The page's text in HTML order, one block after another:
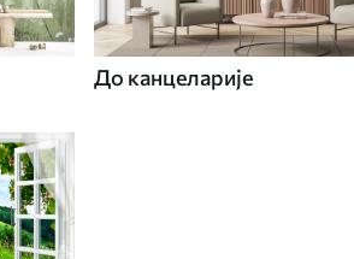
До канцеларије